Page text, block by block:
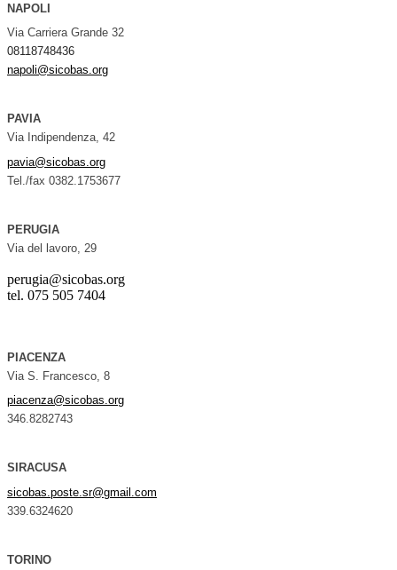
NAPOLI
Via Carriera Grande 32
08118748436
napoli@sicobas.org
PAVIA
Via Indipendenza, 42
pavia@sicobas.org
Tel./fax 0382.1753677
PERUGIA
Via del lavoro, 29
perugia@sicobas.org
tel. 075 505 7404
PIACENZA
Via S. Francesco, 8
piacenza@sicobas.org
346.8282743
SIRACUSA
sicobas.poste.sr@gmail.com
339.6324620
TORINO